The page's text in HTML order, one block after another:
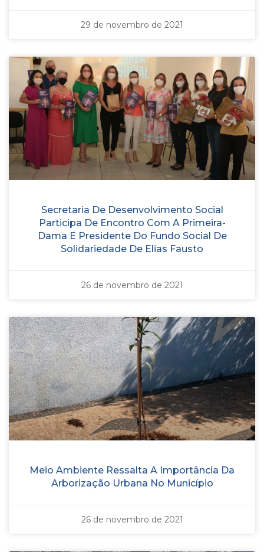
29 de novembro de 2021
Secretaria De Desenvolvimento Social
Participa De Encontro Com A Primeira-
Dama E Presidente Do Fundo Social De
Solidariedade De Elias Fausto
26 de novembro de 2021
Meio Ambiente Ressalta A Importância Da
Arborização Urbana No Município
26 de novembro de 2021